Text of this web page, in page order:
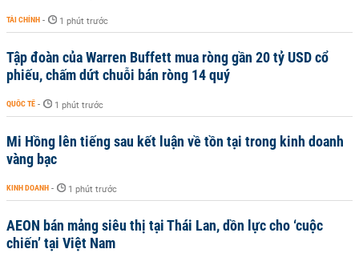
TÀI CHÍNH - 1 phút trước
Tập đoàn của Warren Buffett mua ròng gần 20 tỷ USD cổ
phiếu, chấm dứt chuỗi bán ròng 14 quý
QUỐC TẾ - 1 phút trước
Mi Hồng lên tiếng sau kết luận về tồn tại trong kinh doanh
vàng bạc
KINH DOANH - 1 phút trước
AEON bán mảng siêu thị tại Thái Lan, dồn lực cho ‘cuộc
chiến’ tại Việt Nam